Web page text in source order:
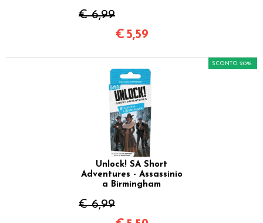
€ 6,99
€ 5,59
Unlock! SA Short
Adventures - Assassinio
a Birmingham
€ 6,99
SCONTO 20%